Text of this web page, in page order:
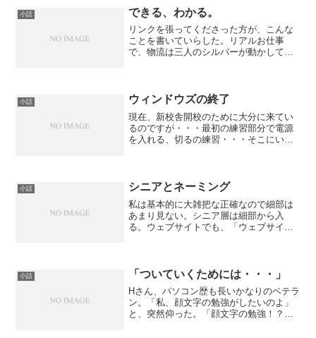
っている）多分、インタビ...
小話 できる、わかる。
リンクを張ってくださった方が、こんな
ことを書いていらした。リアルお仕事
で、物流は三人のシルバーが動かしてい
パソコンは一応使えるのです...
小話 ウィンドウズの終了
現在、新校舎開校のために大分に来てい
るのですが・・・最初の練習部分で電源
を入れる、切るの練習・・・そこにいら
以上小話でした。
小話 シニアとネーミング
私は基本的に大雑把な正確なので細部は
あまり見ない。シニア層は細部から入
る。ウェブサイトでも、「ウェブサイト
語変じゃない？」とかも含ま...
小話 「ついていくためには・・・」
Hさん、パソコン歴も長いかなりのベテラ
ン。「私、顔文字の勉強がしたいのよ」
と、突然仰った。「顔文字の勉強！？」